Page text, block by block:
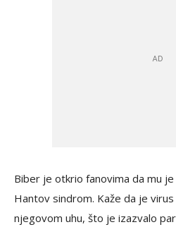
Biber je otkrio fanovima da mu
Hantov sindrom. Kaže da je
njegovom uhu, što je izazvalo